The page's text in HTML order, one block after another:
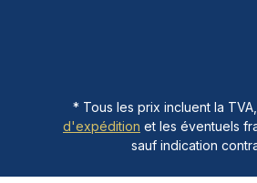
* Tous les prix incluent la
d'expédition et les éventuels
sauf indication